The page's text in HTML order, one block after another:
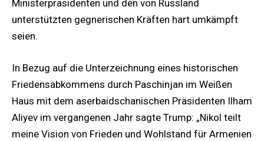
Ministerpräsidenten und den von Russland
unterstützten gegnerischen Kräften hart umkämpft
seien.
In Bezug auf die Unterzeichnung eines historischen
Friedensabkommens durch Paschinjan im Weißen
Haus mit dem aserbaidschanischen Präsidenten Ilham
Aliyev im vergangenen Jahr sagte Trump: „Nikol teilt
meine Vision von Frieden und Wohlstand für Armenien